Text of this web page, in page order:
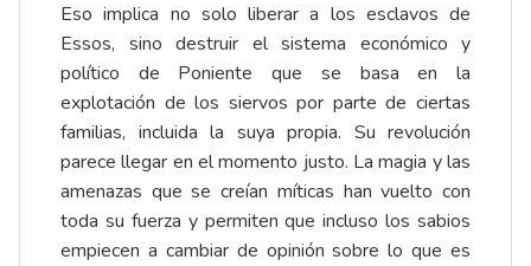
Eso implica no solo liberar a los esclavos de
Essos, sino destruir el sistema económico y
político de Poniente que se basa en la
explotación de los siervos por parte de ciertas
familias, incluida la suya propia. Su revolución
parece llegar en el momento justo. La magia y las
amenazas que se creían míticas han vuelto con
toda su fuerza y permiten que incluso los sabios
empiecen a cambiar de opinión sobre lo que es